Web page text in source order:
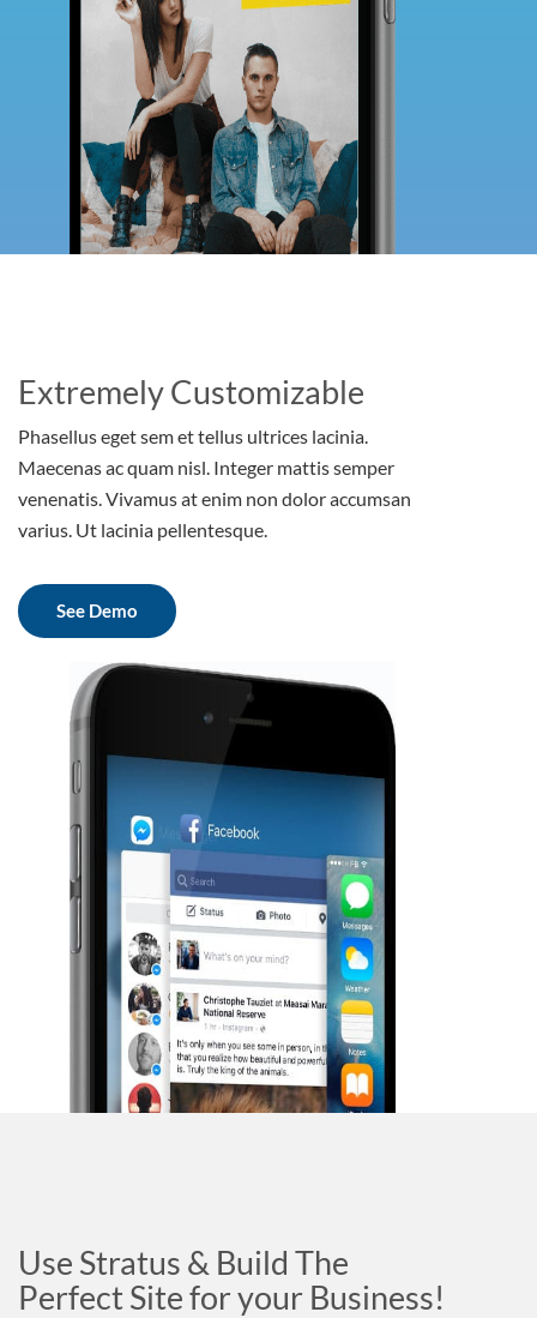
Extremely Customizable
Phasellus eget sem et tellus ultrices lacinia.
Maecenas ac quam nisl. Integer mattis semper
venenatis. Vivamus at enim non dolor accumsan
varius. Ut lacinia pellentesque.
See Demo
Use Stratus & Build The
Perfect Site for your Business!